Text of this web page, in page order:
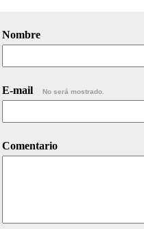
Nombre
E-mail No será mostrado.
Comentario